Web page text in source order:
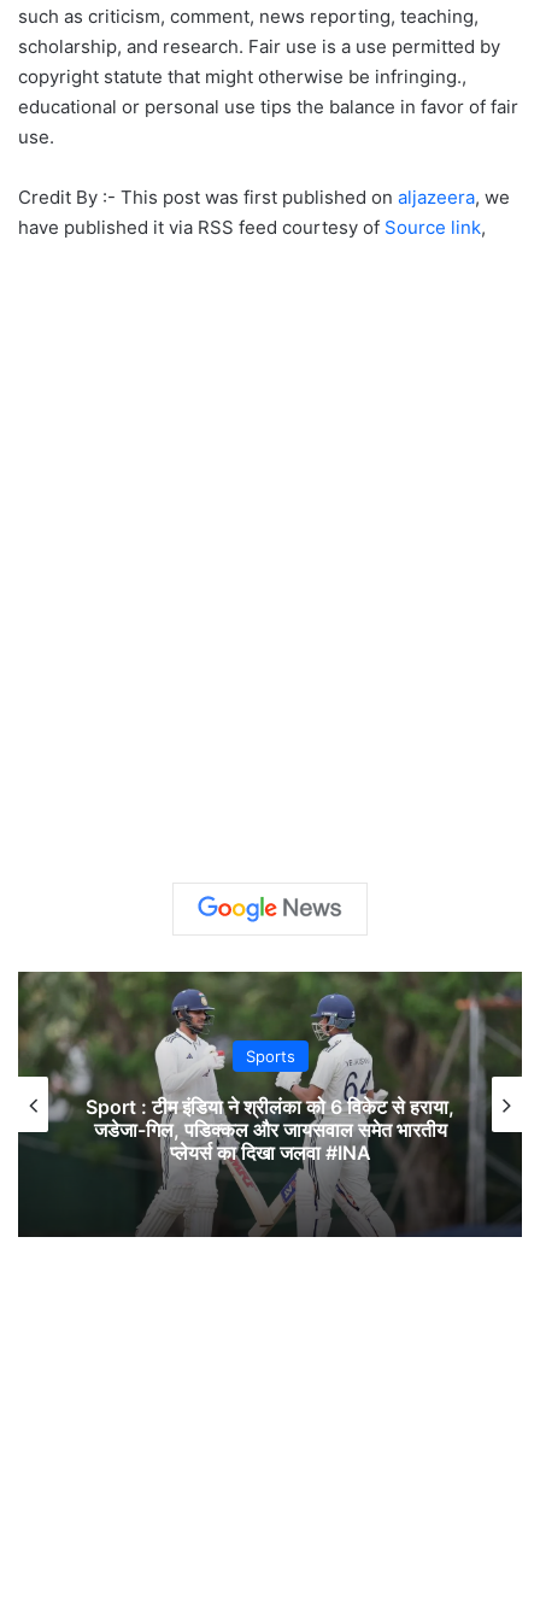
such as criticism, comment, news reporting, teaching,
scholarship, and research. Fair use is a use permitted by
copyright statute that might otherwise be infringing.,
educational or personal use tips the balance in favor of fair
use.
Credit By :- This post was first published on aljazeera, we
have published it via RSS feed courtesy of Source link,
Sports
Sport : टीम इंडिया ने श्रीलंका को 6 विकेट से हराया,
जडेजा-गिल, पडिक्कल और जायसवाल समेत भारतीय
प्लेयर्स का दिखा जलवा #INA